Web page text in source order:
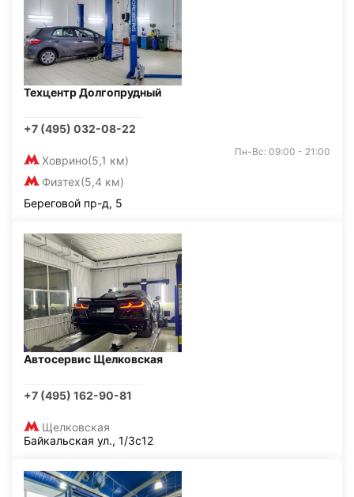
Техцентр Долгопрудный
+7 (495) 032-08-22
Ховрино(5,1 км)
Физтех(5,4 км)
Пн-Вс: 09:00 - 21:00
Береговой пр-д, 5
Автосервис Щелковская
+7 (495) 162-90-81
Щелковская
Байкальская ул., 1/3с12